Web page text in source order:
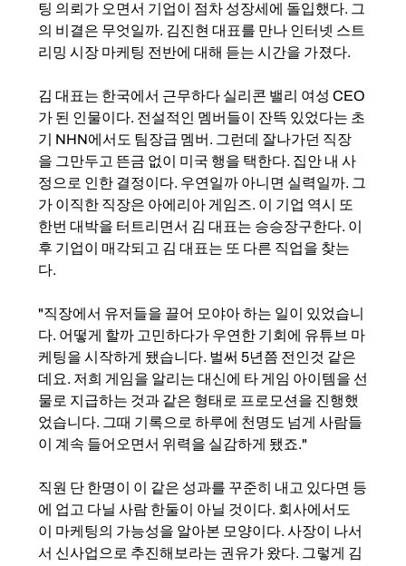
팅 의뢰가 오면서 기업이 점차 성장세에 돌입했다. 그
의 비결은 무엇일까. 김진현 대표를 만나 인터넷 스트
리밍 시장 마케팅 전반에 대해 듣는 시간을 가졌다.
김 대표는 한국에서 근무하다 실리콘 밸리 여성 CEO
가 된 인물이다. 전설적인 멤버들이 잔뜩 있었다는 초
기 NHN에서도 팀장급 멤버. 그런데 잘나가던 직장
을 그만두고 뜬금 없이 미국 행을 택한다. 집안 내 사
정으로 인한 결정이다. 우연일까 아니면 실력일까. 그
가 이직한 직장은 아에리아 게임즈. 이 기업 역시 또
한번 대박을 터트리면서 김 대표는 승승장구한다. 이
후 기업이 매각되고 김 대표는 또 다른 직업을 찾는
다.
"직장에서 유저들을 끌어 모야아 하는 일이 있었습니
다. 어떻게 할까 고민하다가 우연한 기회에 유튜브 마
케팅을 시작하게 됐습니다. 벌써 5년쯤 전인것 같은
데요. 저희 게임을 알리는 대신에 타 게임 아이템을 선
물로 지급하는 것과 같은 형태로 프로모션을 진행했
었습니다. 그때 기록으로 하루에 천명도 넘게 사람들
이 계속 들어오면서 위력을 실감하게 됐죠."
직원 단 한명이 이 같은 성과를 꾸준히 내고 있다면 등
에 업고 다닐 사람 한둘이 아닐 것이다. 회사에서도
이 마케팅의 가능성을 알아본 모양이다. 사장이 나서
서 신사업으로 추진해보라는 권유가 왔다. 그렇게 김